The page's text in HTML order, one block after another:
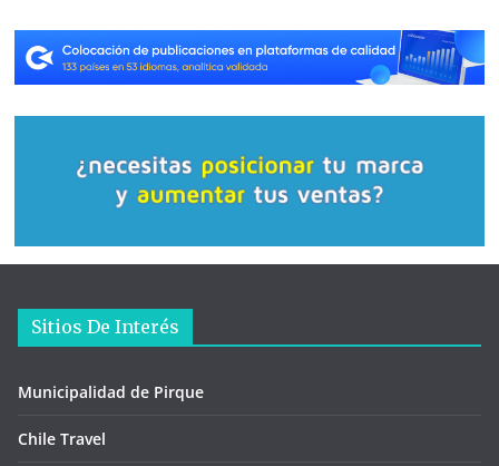
Sitios De Interés
Municipalidad de Pirque
Chile Travel